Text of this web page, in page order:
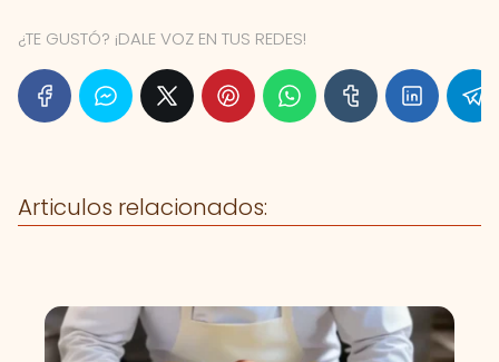
¿TE GUSTÓ? ¡DALE VOZ EN TUS REDES!
Articulos relacionados: